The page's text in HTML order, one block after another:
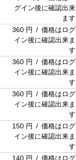
グイン後に確認出来
ます
360 円 / 価格はログ
イン後に確認出来ま
す
360 円 / 価格はログ
イン後に確認出来ま
す
360 円 / 価格はログ
イン後に確認出来ま
す
150 円 / 価格はログ
イン後に確認出来ま
す
140 円 / 価格はログ